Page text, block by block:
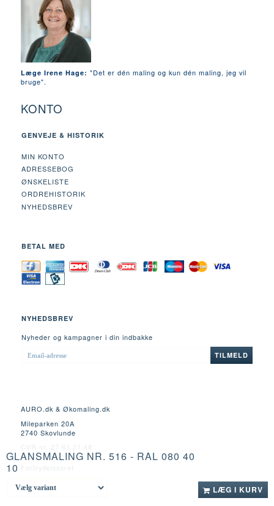
Læge Irene Hage: "Det er dén maling og kun dén maling, jeg vil
bruge".
KONTO
GENVEJE & HISTORIK
MIN KONTO
ADRESSEBOG
ØNSKELISTE
ORDREHISTORIK
NYHEDSBREV
BETAL MED
NYHEDSBREV
Nyheder og kampagner i din indbakke
ADRESSE
TILMELD
AURO.dk & Økomaling.dk
Mileparken 20A
2740 Skovlunde
GLANSMALING NR. 516 - RAL 080 40
10
LÆG I KURV